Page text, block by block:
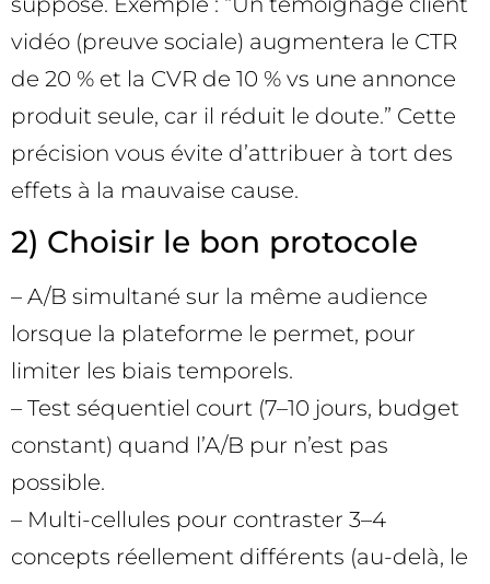
vidéo (preuve sociale) augmentera le CTR
de 20 % et la CVR de 10 % vs une annonce
produit seule, car il réduit le doute.” Cette
précision vous évite d’attribuer à tort des
effets à la mauvaise cause.
2) Choisir le bon protocole
– A/B simultané sur la même audience
lorsque la plateforme le permet, pour
limiter les biais temporels.
– Test séquentiel court (7–10 jours, budget
constant) quand l’A/B pur n’est pas
possible.
– Multi-cellules pour contraster 3–4
concepts réellement différents (au-delà, le